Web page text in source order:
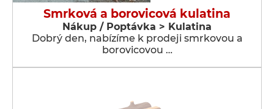
Smrková a borovicová kulatina
Nákup / Poptávka > Kulatina
Dobrý den, nabízíme k prodeji smrkovou a
borovicovou …